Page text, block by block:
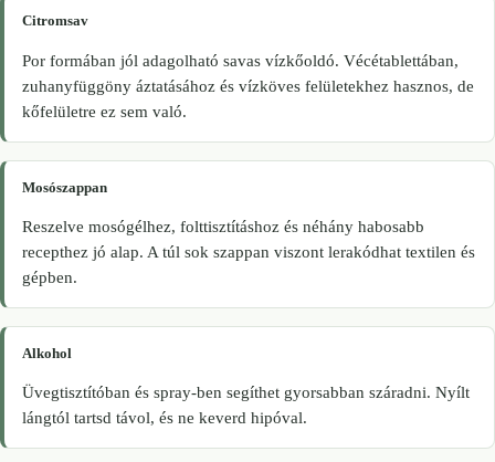
Citromsav
Por formában jól adagolható savas vízkőoldó. Vécétablettában,
zuhanyfüggöny áztatásához és vízköves felületekhez hasznos, de
kőfelületre ez sem való.
Mosószappan
Reszelve mosógélhez, folttisztításhoz és néhány habosabb
recepthez jó alap. A túl sok szappan viszont lerakódhat textilen és
gépben.
Alkohol
Üvegtisztítóban és spray-ben segíthet gyorsabban száradni. Nyílt
lángtól tartsd távol, és ne keverd hipóval.